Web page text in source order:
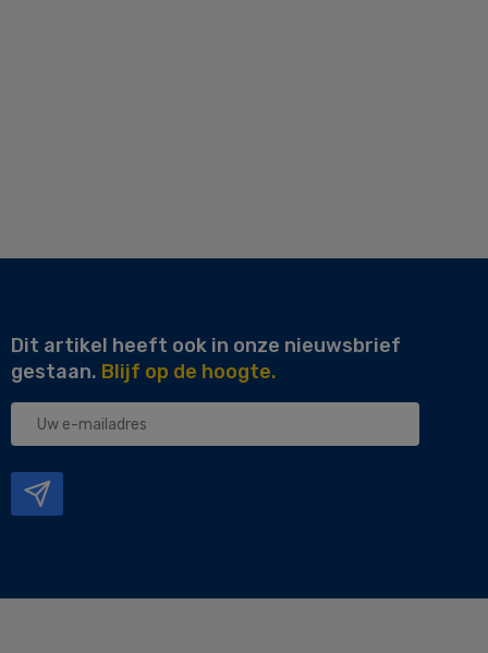
Dit artikel heeft ook in onze nieuwsbrief
gestaan. Blijf op de hoogte.
Uw